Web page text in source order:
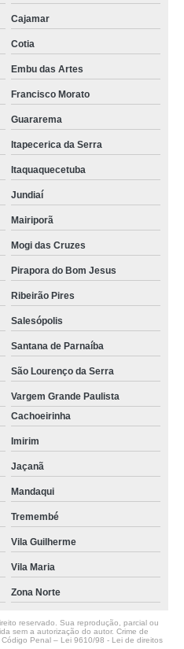
Cajamar
Cotia
Embu das Artes
Francisco Morato
Guararema
Itapecerica da Serra
Itaquaquecetuba
Jundiaí
Mairiporã
Mogi das Cruzes
Pirapora do Bom Jesus
Ribeirão Pires
Salesópolis
Santana de Parnaíba
São Lourenço da Serra
Vargem Grande Paulista
Cachoeirinha
Imirim
Jaçanã
Mandaqui
Tremembé
Vila Guilherme
Vila Maria
Zona Norte
reservado. Sua reprodução, parcial ou
sem a autorização do autor. Crime de
Penal – Lei 9610/98 - Lei de direitos